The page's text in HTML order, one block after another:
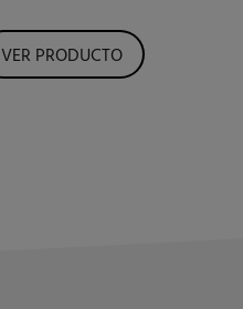
VER PRODUCTO